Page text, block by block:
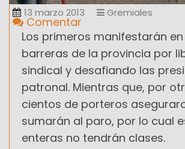
13 marzo 2013 Gremiales
Comentar
Los primeros manifestarán
barreras de la provincia por
sindical y desafiando las
patronal. Mientras que, por
cientos de porteros
sumarán al paro, por lo cual
enteras no tendrán clases.